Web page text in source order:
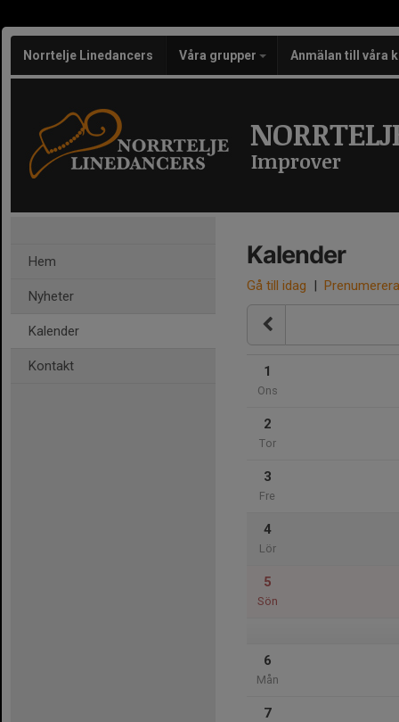
Norrtelje Linedancers Våra grupper Anmälan till våra
Improver
Hem
Nyheter
Kalender
Kontakt
Kalender
Gå till idag | Prenumerera
1
Ons
2
Tor
3
Fre
4
Lör
5
Sön
6
Mån
7